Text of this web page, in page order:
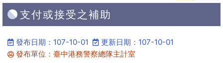
支付或接受之補助
發布日期：107-10-01
更新日期：107-10-01
發布單位：臺中港務警察總隊主計室